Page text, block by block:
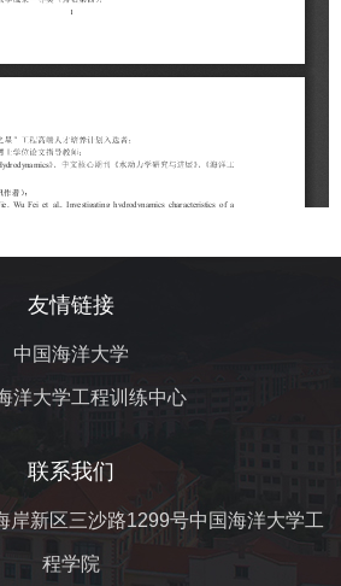
友情链接
中国海洋大学
洋大学工程训练中心
联系我们
岸新区三沙路1299号中国海洋大学工
程学院